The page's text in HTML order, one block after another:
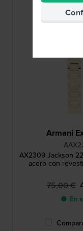
Armani
AX2309 Jackson
acero con
75,00 €
● En